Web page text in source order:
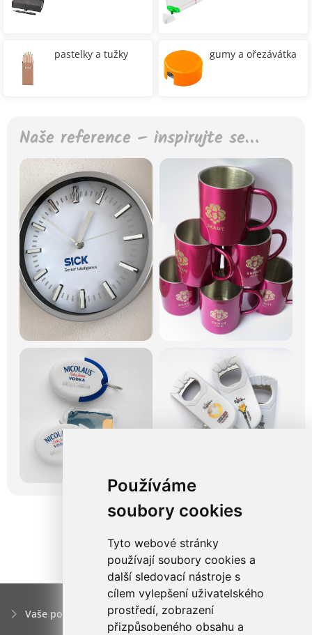
Používáme
soubory cookies
Tyto webové stránky
používají soubory cookies a
další sledovací nástroje s
cílem vylepšení uživatelského
prostředí, zobrazení
přizpůsobeného obsahu a
pastelky a tužky gumy a ořezávátka
Naše reference – inspirujte se…
Vaše poptávka